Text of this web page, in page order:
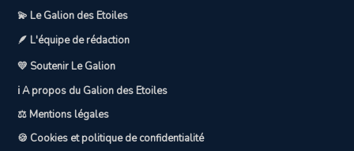
💫 Le Galion des Etoiles
🪶 L'équipe de rédaction
💛 Soutenir Le Galion
ℹ️ A propos du Galion des Etoiles
⚖️ Mentions légales
🍪 Cookies et politique de confidentialité